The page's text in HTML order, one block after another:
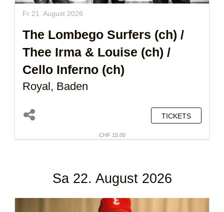
Fr 21. August 2026
The Lombego Surfers (ch) /
Thee Irma & Louise (ch) /
Cello Inferno (ch)
Royal, Baden
TICKETS
CHF 15.00
Sa 22. August 2026